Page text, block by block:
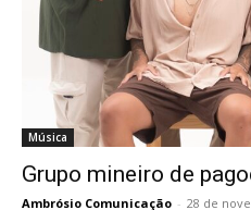
Música
Grupo mineiro de
Ambrósio Comunicação - 28 de